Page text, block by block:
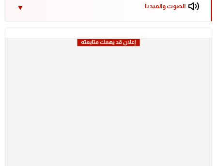
الصوت والميديا